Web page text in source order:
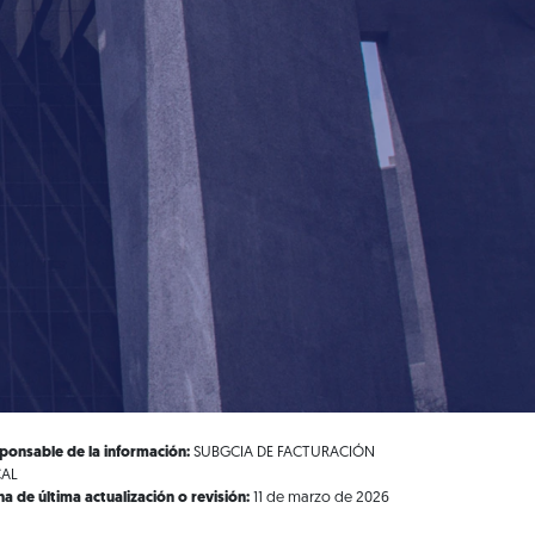
de la información: SUBGCIA DE FACTURACIÓN
de última actualización o revisión: 11 de marzo de 2026